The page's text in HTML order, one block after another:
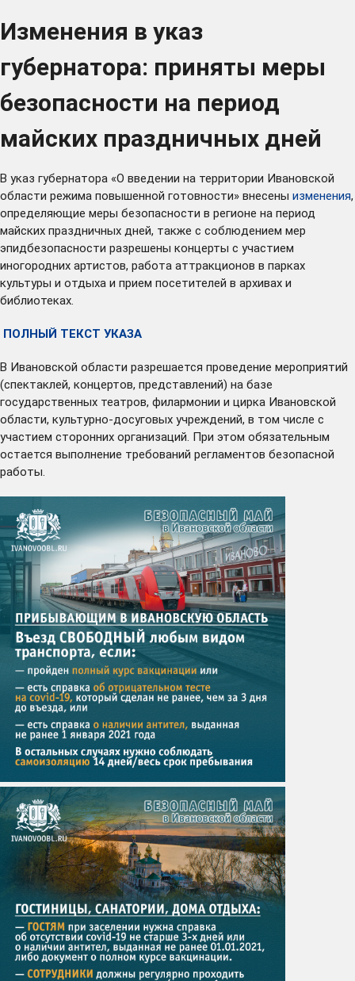
Изменения в указ
губернатора: приняты меры
безопасности на период
майских праздничных дней
В указ губернатора «О введении на территории Ивановской
области режима повышенной готовности» внесены изменения,
определяющие меры безопасности в регионе на период
майских праздничных дней, также с соблюдением мер
эпидбезопасности разрешены концерты с участием
иногородних артистов, работа аттракционов в парках
культуры и отдыха и прием посетителей в архивах и
библиотеках.
ПОЛНЫЙ ТЕКСТ УКАЗА
В Ивановской области разрешается проведение мероприятий
(спектаклей, концертов, представлений) на базе
государственных театров, филармонии и цирка Ивановской
области, культурно-досуговых учреждений, в том числе с
участием сторонних организаций. При этом обязательным
остается выполнение требований регламентов безопасной
работы.